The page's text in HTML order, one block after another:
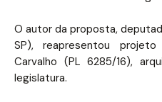
O autor da proposta,
SP), reapresentou
Carvalho (PL 6285/16),
legislatura.